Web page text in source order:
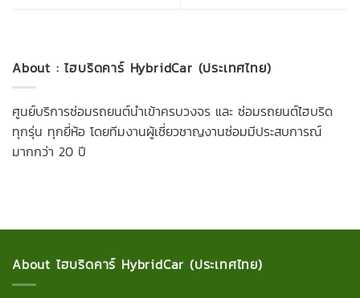
About : ไฮบริดคาร์ HybridCar (ประเทศไทย)
ศูนย์บริการซ่อมรถยนต์นำเข้าครบวงจร และ ซ่อมรถยนต์ไฮบริด
ทุกรุ่น ทุกยี่ห้อ โดยทีมงานผู้เชี่ยวชาญงานซ่อมมีประสบการณ์
มากกว่า 20 ปี
About ไฮบริดคาร์ HybridCar (ประเทศไทย)